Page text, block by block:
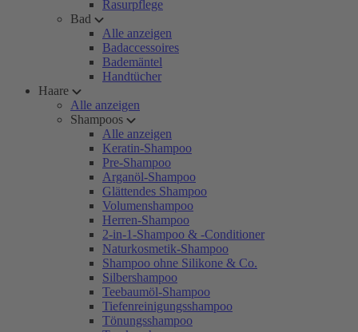
Rasurpflege
Bad
Alle anzeigen
Badaccessoires
Bademäntel
Handtücher
Haare
Alle anzeigen
Shampoos
Alle anzeigen
Keratin-Shampoo
Pre-Shampoo
Arganöl-Shampoo
Glättendes Shampoo
Volumenshampoo
Herren-Shampoo
2-in-1-Shampoo & -Conditioner
Naturkosmetik-Shampoo
Shampoo ohne Silikone & Co.
Silbershampoo
Teebaumöl-Shampoo
Tiefenreinigungsshampoo
Tönungsshampoo